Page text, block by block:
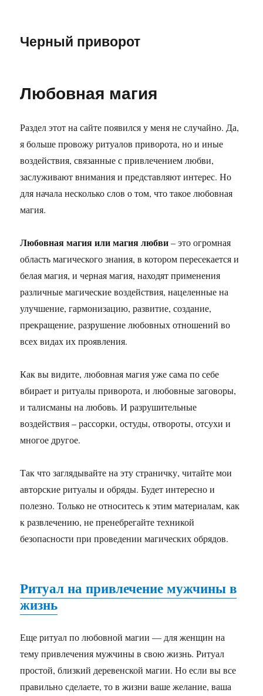
Черный приворот
Любовная магия
Раздел этот на сайте появился у меня не случайно. Да,
я больше провожу ритуалов приворота, но и иные
воздействия, связанные с привлечением любви,
заслуживают внимания и представляют интерес. Но
для начала несколько слов о том, что такое любовная
магия.
Любовная магия или магия любви– это огромная
область магического знания, в котором пересекается и
белая магия, и черная магия, находят применения
различные магические воздействия, нацеленные на
улучшение, гармонизацию, развитие, создание,
прекращение, разрушение любовных отношений во
всех видах их проявления.
Как вы видите, любовная магия уже сама по себе
вбирает и ритуалы приворота, и любовные заговоры,
и талисманы на любовь. И разрушительные
воздействия – рассорки, остуды, отвороты, отсухи и
многое другое.
Так что заглядывайте на эту страничку, читайте мои
авторские ритуалы и обряды. Будет интересно и
полезно. Только не относитесь к этим материалам, как
к развлечению, не пренебрегайте техникой
безопасности при проведении магических обрядов.
Ритуал на привлечение мужчины в
жизнь
Еще ритуал по любовной магии — для женщин на
тему привлечения мужчины в свою жизнь. Ритуал
простой, близкий деревенской магии. Но если вы все
правильно сделаете, то в жизни ваше желание, ваша